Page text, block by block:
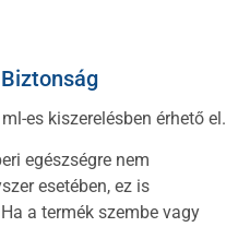
es kiszerelésben érhető el.
egészségre nem
esetében, ez is
a termék szembe vagy